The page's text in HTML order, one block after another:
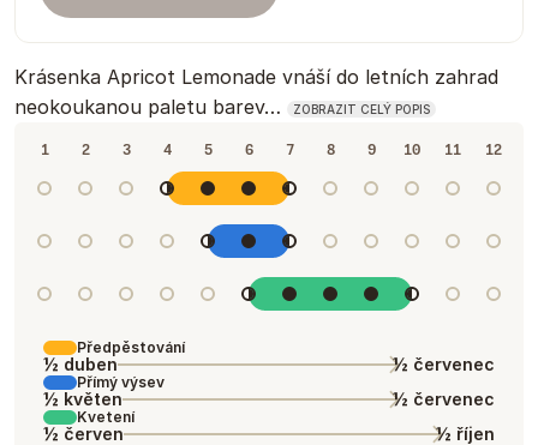
Krásenka Apricot Lemonade vnáší do letních zahrad
neokoukanou paletu barev…
ZOBRAZIT CELÝ POPIS
1 2 3 4 5 6 7 8 9 10 11 12
Předpěstování
½ duben ½ červenec
Přímý výsev
½ květen ½ červenec
Kvetení
½ červen ½ říjen